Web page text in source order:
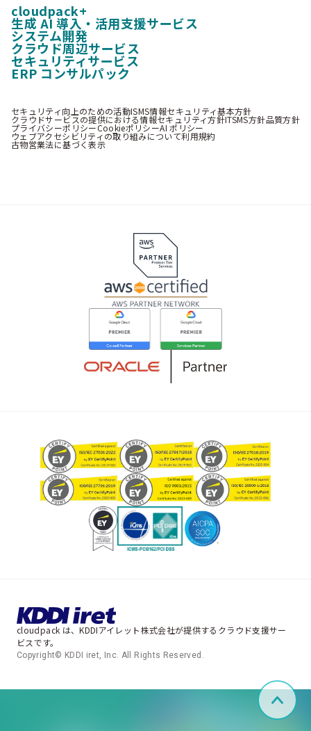
cloudpack+
生成 AI 導入・活用支援サービス
システム開発
クラウド周辺サービス
セキュリティサービス
ERP コンサルパック
セキュリティ向上のための活動ISMS情報セキュリティ基本方針
クラウドサービスの提供における情報セキュリティ方針ITSMS方針品質方針
プライバシーポリシーCookieポリシーAI ポリシー
ウェブアクセシビリティの取り組みについて利用規約
古物営業法に基づく表示
cloudpack は、KDDIアイレット株式会社が提供するクラウド支援サー
ビスです。
Copyright© KDDI iret, Inc. All Rights Reserved.
ペ